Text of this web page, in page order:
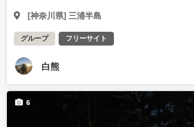
[神奈川県] 三浦半島
グループ フリーサイト
白熊
6